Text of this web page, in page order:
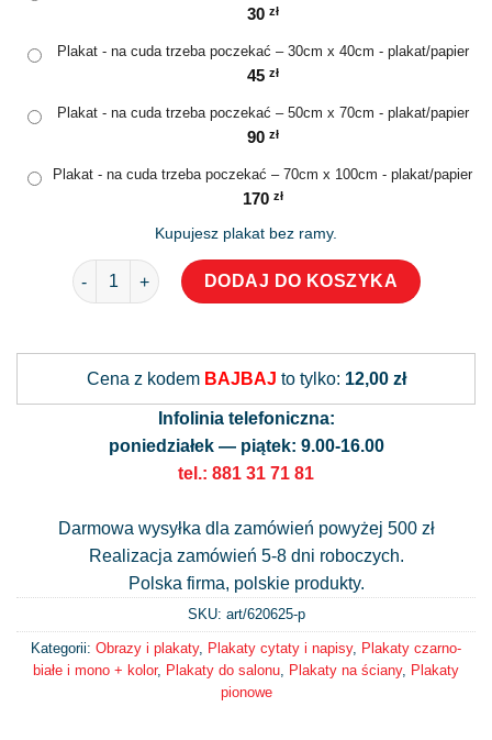
30 zł
Plakat - na cuda trzeba poczekać – 30cm x 40cm - plakat/papier
45 zł
Plakat - na cuda trzeba poczekać – 50cm x 70cm - plakat/papier
90 zł
Plakat - na cuda trzeba poczekać – 70cm x 100cm - plakat/papier
170 zł
Kupujesz plakat bez ramy.
ilość Plakat - na cuda trzeba poczekać
DODAJ DO KOSZYKA
Cena z kodem BAJBAJ to tylko: 12,00 zł
Infolinia telefoniczna:
poniedziałek — piątek: 9.00-16.00
tel.: 881 31 71 81
Darmowa wysyłka dla zamówień powyżej 500 zł
Realizacja zamówień 5-8 dni roboczych.
Polska firma, polskie produkty.
SKU: art/620625-p
Kategorii: Obrazy i plakaty, Plakaty cytaty i napisy, Plakaty czarno-
białe i mono + kolor, Plakaty do salonu Plakaty na ściany, Plakaty
pionowe